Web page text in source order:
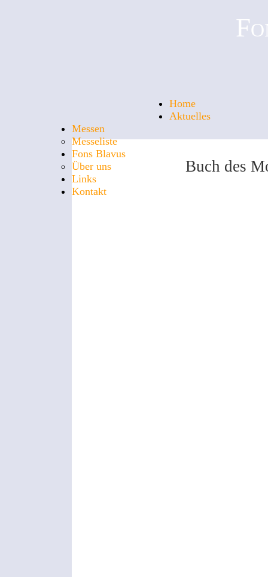
Home
Aktuelles
Messen
Messeliste
Fons Blavus
Über uns
Links
Kontakt
Buch des